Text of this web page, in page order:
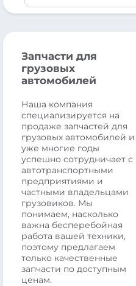
Запчасти для
грузовых
автомобилей
Наша компания
специализируется на
продаже запчастей для
грузовых автомобилей и
уже многие годы
успешно сотрудничает с
автотранспортными
предприятиями и
частными владельцами
грузовиков. Мы
понимаем, насколько
важна бесперебойная
работа вашей техники,
поэтому предлагаем
только качественные
запчасти по доступным
ценам.